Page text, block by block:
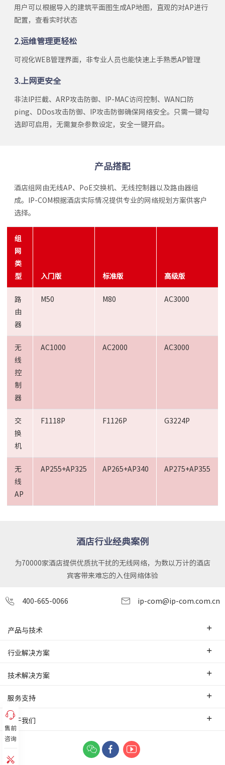
用户可以根据导入的建筑平面图生成AP地图，直观的对AP进行
配置，查看实时状态
2.运维管理更轻松
可视化WEB管理界面，非专业人员也能快速上手熟悉AP管理
3.上网更安全
非法IP拦截、ARP攻击防御、IP-MAC访问控制、WAN口防
ping、DDos攻击防御、IP攻击防御确保网络安全。只需一键勾
选即可启用，无需复杂参数设定，安全一键开启。
产品搭配
酒店组网由无线AP、PoE交换机、无线控制器以及路由器组
成。IP-COM根据酒店实际情况提供专业的网络规划方案供客户
选择。
组
网
类
型
入门版 标准版 高级版
路
由
器
M50 M80 AC3000
无
线
控
制
器
AC1000 AC2000 AC3000
交
换
机
F1118P F1126P G3224P
无
线
AP
AP255+AP325 AP265+AP340 AP275+AP355
酒店行业经典案例
为70000家酒店提供优质抗干扰的无线网络，为数以万计的酒店
宾客带来难忘的入住网络体验
400-665-0066 ip-com@ip-com.com.cn
产品与技术
企业级路由器
网桥
网络安全
网络工具及配件
行业解决方案
中小企业
智慧酒店
智慧工厂
技术解决方案
SD-WAN互联
PoE监控传输
服务支持
办事处
售前服务
关于我们
联系我们
售前
咨询